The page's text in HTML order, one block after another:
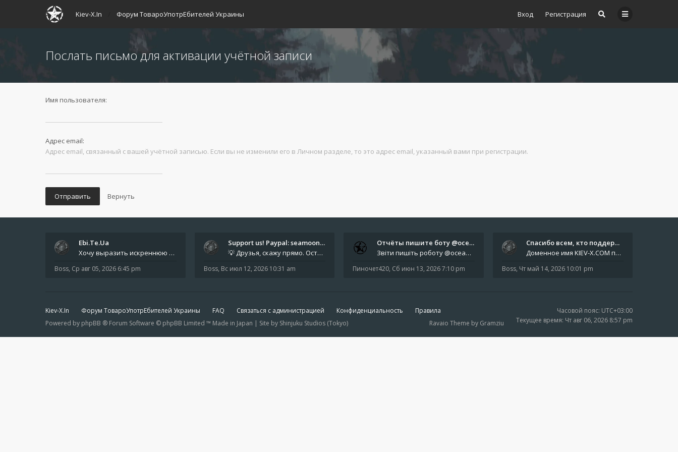
Вход Регистрация
Kiev-X.In Форум ТовароУпотрЕбителей Украины
Послать письмо для активации учётной записи
Имя пользователя:
Адрес email:
Адрес email, связанный с вашей учётной записью. Если вы не изменили его в Личном разделе, то это адрес email, указанный вами при регистрации.
Ebi.Te.Ua
Хочу выразить искреннюю благодарность всем анонимным пользователям, которые поддержали наше сообщество финансово. Благод
Boss, Ср авг 05, 2026 6:45 pm
Support us! Paypal: seamoonpa…
💡 Друзья, скажу прямо. Осталось мало времени. За это время нам нужно закрыть последние обязательные расходы: около 500
Boss, Вс июл 12, 2026 10:31 am
Отчёты пишите боту @oceanfish…
Звіти пишіть роботу @oceanfishbotbot Друзі, важливе повідомлення для учасників форума. Основне звернення опублікован
Пиночет420, Сб июн 13, 2026 7:10 pm
Спасибо всем, кто поддерживае…
Доменное имя KIEV-X.COM продлено до третьей декады августа 2027 года! Спасибо всем анонимным пользователям, которые по
Boss, Чт май 14, 2026 10:01 pm
Kiev-X.In Форум ТовароУпотрЕбителей Украины FAQ Связаться с администрацией Конфиденциальность Правила Часовой пояс: UTC+03:00
Текущее время: Чт авг 06, 2026 8:57 pm
Powered by phpBB ® Forum Software © phpBB Limited ™ Made in Japan | Site by Shinjuku Studios (Tokyo) Ravaio Theme by Gramziu